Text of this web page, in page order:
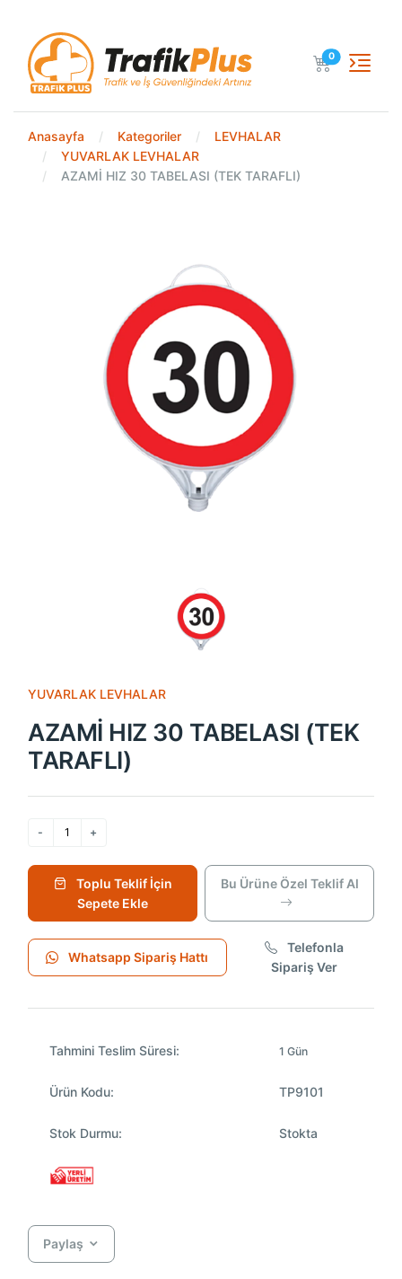
0Sepetteki
Anasayfa Kategoriler
LEVHALAR
YUVARLAK LEVHALAR
AZAMİ HIZ 30 TABELASI (TEK TARAFLI)
YUVARLAK LEVHALAR
AZAMİ HIZ 30 TABELASI (TEK
TARAFLI)
Toplu Teklif İçin
Sepete Ekle
Bu Ürüne Özel Teklif Al
Whatsapp Sipariş Hattı
Telefonla
Sipariş Ver
Tahmini Teslim Süresi: 1 Gün
Ürün Kodu: TP9101
Stok Durmu: Stokta
Paylaş